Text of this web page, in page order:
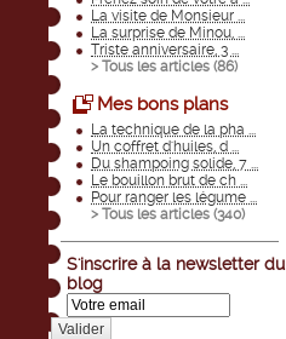
La visite de Monsieur ...
La surprise de Minou, ...
Triste anniversaire, 3 ...
> Tous les articles (86)
Mes bons plans
La technique de la pha ...
Un coffret d'huiles, d ...
Du shampoing solide, 7 ...
Le bouillon brut de ch ...
Pour ranger les légume ...
> Tous les articles (340)
S'inscrire à la newsletter du
blog
Valider